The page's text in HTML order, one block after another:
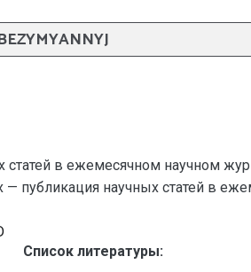
в ежемесячном научном
публикация научных статей в
Список литературы: